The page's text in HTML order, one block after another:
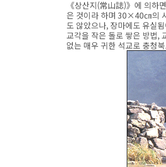
《상산지(常山誌)》에 의하
은 것이라 하며 30×40㎝의
도 않았으나, 장마에도 유실
교각을 작은 돌로 쌓은 방법,
없는 매우 귀한 석교로 충청